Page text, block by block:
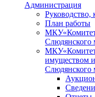
Администрация
Руководство,
План работы
МКУ«Комитет
Слюдянского
имуществом
Слюдянского